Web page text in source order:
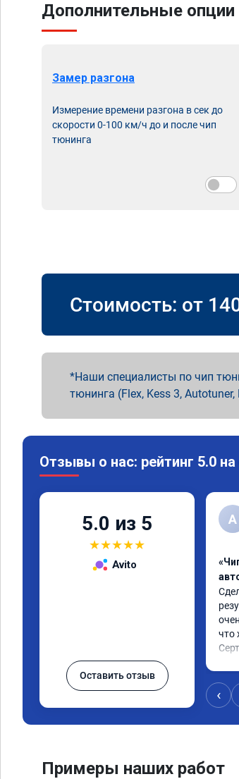
Дополнительные опции
Замер разгона
Измерение времени разгона в сек до
скорости 0-100 км/ч до и после чип
тюнинга
Стоимость: от
Наши специалисты по чип
тюнинга (Flex, Kess 3,
Отзывы о нас: рейтинг 5.0
5.0 из 5
★★★★★
Avito
Оставить отзыв
A
что
‹
Примеры наших работ